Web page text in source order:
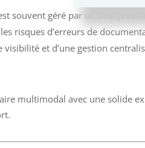
souvent géré par un seul
risques d’erreurs de
visibilité et d’une gestion
multimodal avec une solide